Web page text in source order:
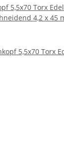
5,5x70 Torx
4,2 x 45